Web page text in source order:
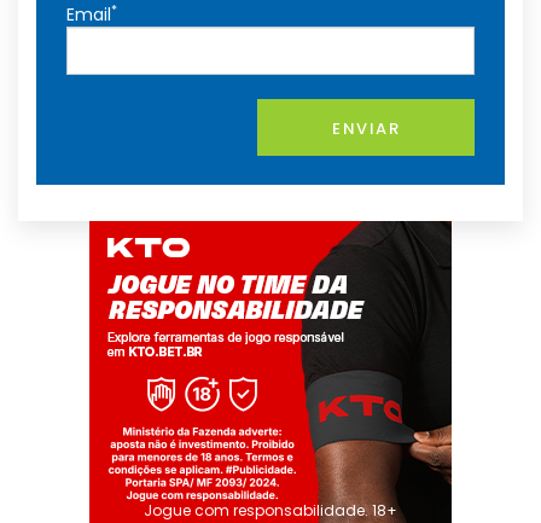
Email*
ENVIAR
Jogue com responsabilidade. 18+